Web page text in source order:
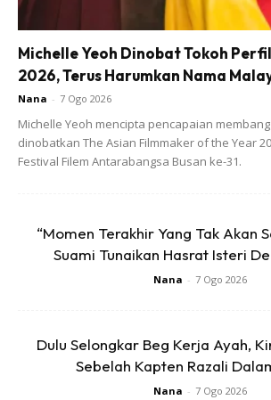
putih + cili api + cecair cuci pinggan. Lebih
“Mula-mula kurang yakin petua ni, tapi
Alhamdulillah..rasanya menjadi.. Sekor
pun tak singgah, lalu je mungkin.”
Michelle Yeoh Dinobat Tokoh
2026, Terus Harumkan Nama
Nana - 7 Ogo 2026
Michelle Yeoh mencipta pencapaian
dinobatkan The Asian Filmmaker of the Year
Festival Filem Antarabangsa Busan ke-31.
“Momen Terakhir Yang Tak Akan
Suami Tunaikan Hasrat Isteri
Nana - 7 Ogo 2026
Dulu Selongkar Beg Kerja Ayah,
Sebelah Kapten Razali
Nana - 7 Ogo 2026